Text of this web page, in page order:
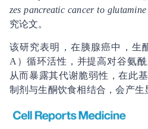
zes pancreatic cancer to
究论文。
该研究表明，在胰腺癌中，生
A）循环活性，并提高对谷氨
从而暴露其代谢脆弱性，在此
制剂与生酮饮食相结合，会产生